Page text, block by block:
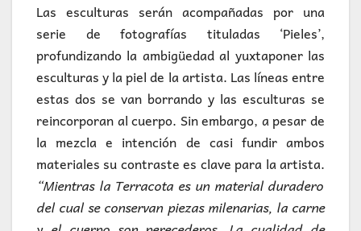
Las esculturas serán acompañadas por una
serie de fotografías tituladas ‘Pieles’,
profundizando la ambigüedad al yuxtaponer las
esculturas y la piel de la artista. Las líneas entre
estas dos se van borrando y las esculturas se
reincorporan al cuerpo. Sin embargo, a pesar de
la mezcla e intención de casi fundir ambos
materiales su contraste es clave para la artista.
“Mientras la Terracota es un material duradero
del cual se conservan piezas milenarias, la carne